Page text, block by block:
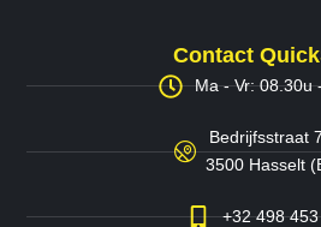
Contact
Ma - Vr: 08.30u
Bedrijfsstraat
3500 Hasselt
+32 498